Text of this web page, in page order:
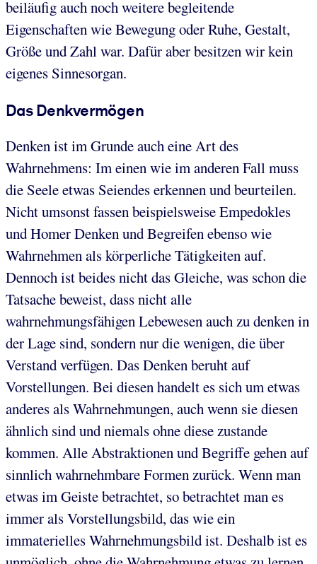
beiläufig auch noch weitere begleitende
Eigenschaften wie Bewegung oder Ruhe, Gestalt,
Größe und Zahl war. Dafür aber besitzen wir kein
eigenes Sinnesorgan.
Das Denkvermögen
Denken ist im Grunde auch eine Art des
Wahrnehmens: Im einen wie im anderen Fall muss
die Seele etwas Seiendes erkennen und beurteilen.
Nicht umsonst fassen beispielsweise Empedokles
und Homer Denken und Begreifen ebenso wie
Wahrnehmen als körperliche Tätigkeiten auf.
Dennoch ist beides nicht das Gleiche, was schon die
Tatsache beweist, dass nicht alle
wahrnehmungsfähigen Lebewesen auch zu denken in
der Lage sind, sondern nur die wenigen, die über
Verstand verfügen. Das Denken beruht auf
Vorstellungen. Bei diesen handelt es sich um etwas
anderes als Wahrnehmungen, auch wenn sie diesen
ähnlich sind und niemals ohne diese zustande
kommen. Alle Abstraktionen und Begriffe gehen auf
sinnlich wahrnehmbare Formen zurück. Wenn man
etwas im Geiste betrachtet, so betrachtet man es
immer als Vorstellungsbild, das wie ein
immaterielles Wahrnehmungsbild ist. Deshalb ist es